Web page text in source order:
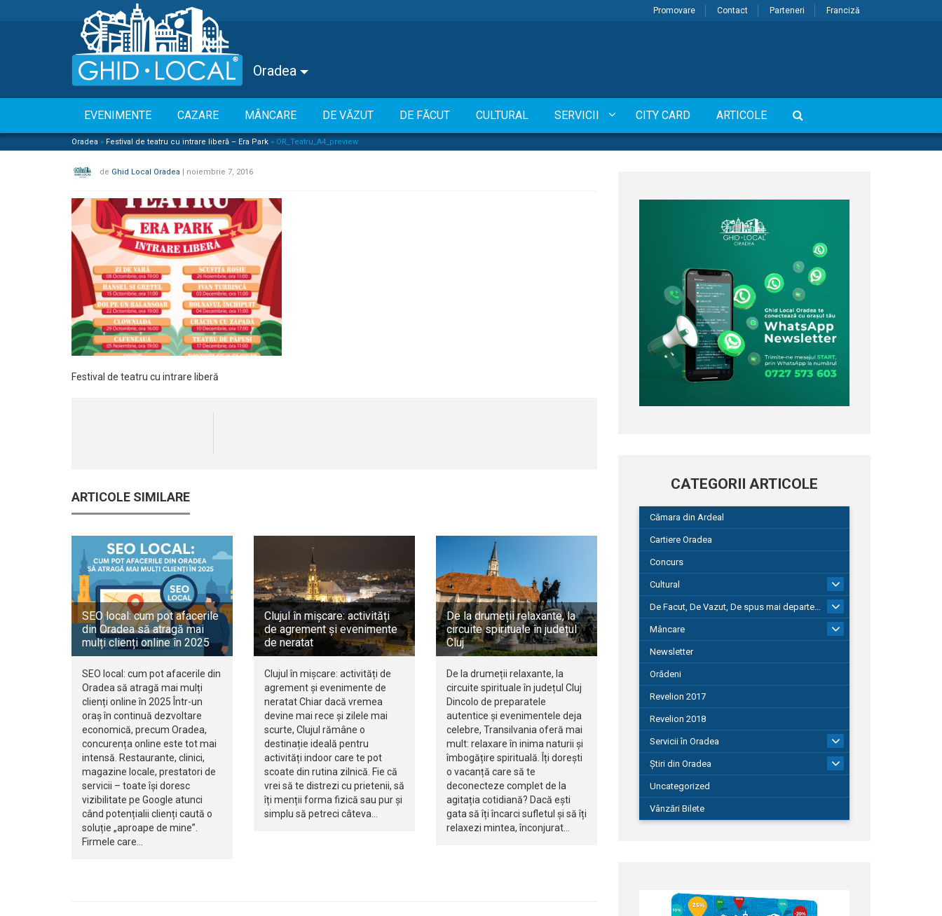
Promovare Contact Parteneri Franciză
Oradea
EVENIMENTE CAZARE MÂNCARE DE VĂZUT DE FĂCUT CULTURAL SERVICII CITY CARD ARTICOLE
Oradea » Festival de teatru cu intrare liberă – Era Park » OR_Teatru_A4_preview
de Ghid Local Oradea | noiembrie 7, 2016
Festival de teatru cu intrare liberă
ARTICOLE SIMILARE
SEO local: cum pot afacerile
din Oradea să atragă mai
mulți clienți online în 2025
SEO local: cum pot afacerile din
Oradea să atragă mai mulți
clienți online în 2025 Într-un
oraș în continuă dezvoltare
economică, precum Oradea,
concurența online este tot mai
intensă. Restaurante, clinici,
magazine locale, prestatori de
servicii – toate își doresc
vizibilitate pe Google atunci
când potențialii clienți caută o
soluție „aproape de mine”.
Firmele care…
Clujul în mișcare: activități
de agrement și evenimente
de neratat
Clujul în mișcare: activități de
agrement și evenimente de
neratat Chiar dacă vremea
devine mai rece și zilele mai
scurte, Clujul rămâne o
destinație ideală pentru
activități indoor care te pot
scoate din rutina zilnică. Fie că
vrei să te distrezi cu prietenii, să
îți menții forma fizică sau pur și
simplu să petreci câteva…
De la drumeții relaxante, la
circuite spirituale în județul
Cluj
De la drumeții relaxante, la
circuite spirituale în județul Cluj
Dincolo de preparatele
autentice și evenimentele deja
celebre, Transilvania oferă mai
mult: relaxare în inima naturii și
îmbogățire spirituală. Îți dorești
o vacanță care să te
deconecteze complet de la
agitația cotidiană? Dacă ești
gata să îți încarci sufletul și să îți
relaxezi mintea, înconjurat…
CATEGORII ARTICOLE
Cămara din Ardeal
Cartiere Oradea
Concurs
Cultural
De Facut, De Vazut, De spus mai departe…
580
Mâncare
Newsletter
Orădeni
Revelion 2017
Revelion 2018
Servicii în Oradea
104
Știri din Oradea
1.127
Uncategorized
Vânzări Bilete